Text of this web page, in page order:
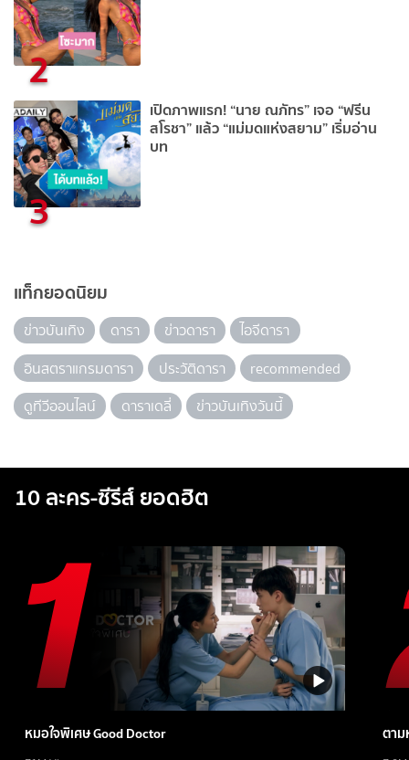
2
3
เปิดภาพแรก! “นาย ณภัทร” เจอ “ฟรีน
สโรชา” แล้ว “แม่มดแห่งสยาม” เริ่มอ่าน
บท
แท็กยอดนิยม
ข่าวบันเทิง ดารา ข่าวดารา
ไอจีดารา
อินสตราแกรมดารา
ประวัติดารา
recommended
ดูทีวีออนไลน์
ดาราเดลี่ ข่าวบันเทิงวันนี้
10 ละคร-ซีรีส์ ยอดฮิต
หมอใจพิเศษ Good Doctor ตาม